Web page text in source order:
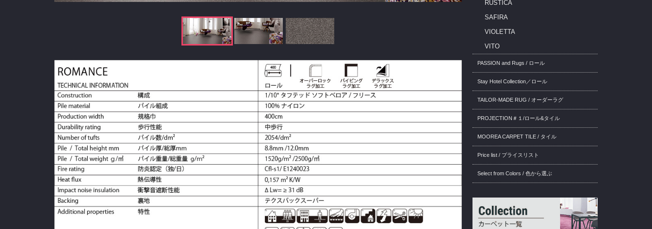
RUSTICA
SAFIRA
VIOLETTA
VITO
PASSION and Rugs / ロール
Stay Hotel Collection／ロール
TAILOR-MADE RUG / オーダーラグ
PROJECTION＃１/ロール&タイル
MOOREA CARPET TILE / タイル
Price list / プライスリスト
Select from Colors / 色から選ぶ